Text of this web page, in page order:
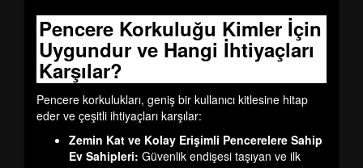
Pencere Korkuluğu Kimler İçin
Uygundur ve Hangi İhtiyaçları
Karşılar?
Pencere korkulukları, geniş bir kullanıcı kitlesine hitap
eder ve çeşitli ihtiyaçları karşılar:
Zemin Kat ve Kolay Erişimli Pencerelere Sahip
Ev Sahipleri: Güvenlik endişesi taşıyan ve ilk